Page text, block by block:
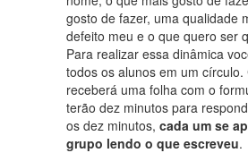
gosto de fazer, uma qualidade
defeito meu e o que quero ser
Para realizar essa dinâmica
todos os alunos em um círculo.
receberá uma folha com o
terão dez minutos para
os dez minutos, cada um se
grupo lendo o que escreveu.